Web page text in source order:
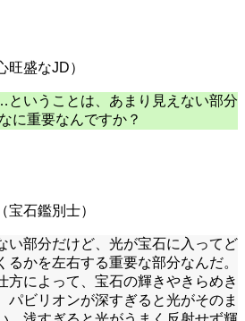
旺盛なJD）
いうことは、あまり見えない部分
に重要なんですか？
宝石鑑別士）
い部分だけど、光が宝石に入ってど
かを左右する重要な部分なんだ。
方によって、宝石の輝きやきらめき
パビリオンが深すぎると光がそのま